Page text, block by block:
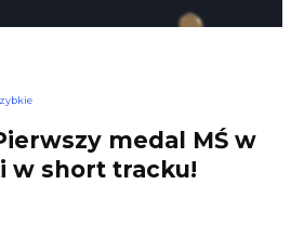
medal MŚ w
w short tracku!